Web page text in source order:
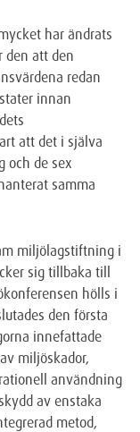
har ändrats
den att den
redan
innan
att det i själva
och de sex
samma
miljölagstiftning i
sig tillbaka till
hölls i
den första
innefattade
miljöskador,
användning
av enstaka
metod,